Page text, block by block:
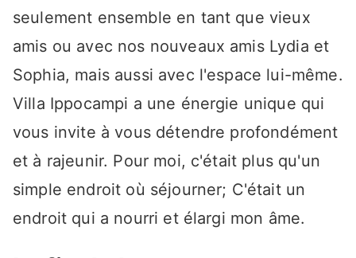
seulement ensemble en tant que vieux
amis ou avec nos nouveaux amis Lydia et
Sophia, mais aussi avec l'espace lui-même.
Villa Ippocampi a une énergie unique qui
vous invite à vous détendre profondément
et à rajeunir. Pour moi, c'était plus qu'un
simple endroit où séjourner; C'était un
endroit qui a nourri et élargi mon âme.